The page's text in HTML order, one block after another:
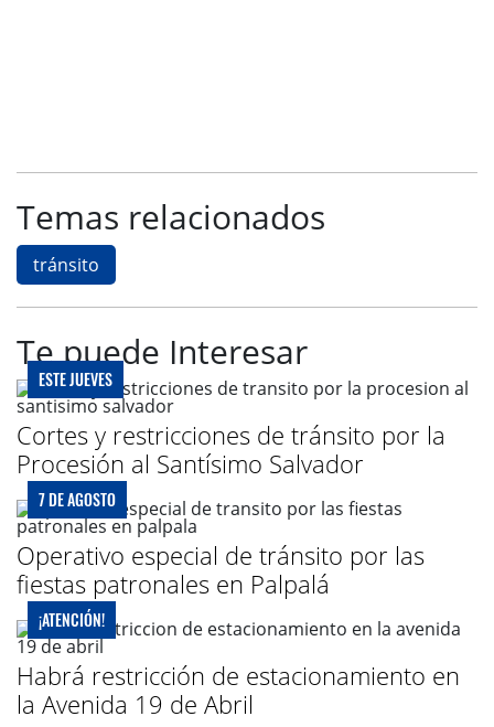
Temas relacionados
tránsito
Te puede Interesar
ESTE JUEVES
Cortes y restricciones de tránsito por la
Procesión al Santísimo Salvador
7 DE AGOSTO
Operativo especial de tránsito por las
fiestas patronales en Palpalá
¡ATENCIÓN!
Habrá restricción de estacionamiento en
la Avenida 19 de Abril